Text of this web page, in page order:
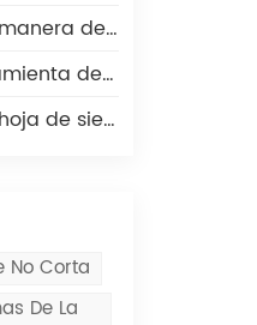
pared de hormigón?
de mecanizado de precisión.
cortar piedra?
No Corta
De La